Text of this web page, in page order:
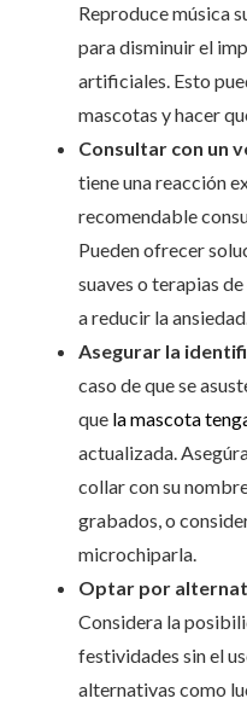
Reproduce música
para disminuir el
artificiales. Esto
mascotas y hacer
Consultar con un
tiene una reacción
recomendable
Pueden ofrecer
suaves o terapias
a reducir la
Asegurar la
caso de que se
que la mascota
actualizada.
collar con su
grabados, o
microchiparla.
Optar por
Considera la
festividades sin el
alternativas como